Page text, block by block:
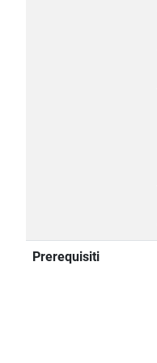
Prerequisiti